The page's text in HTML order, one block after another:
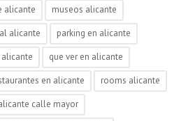
alicante
museos alicante
alicante
parking en alicante
que ver en alicante
en alicante
rooms alicante
calle mayor